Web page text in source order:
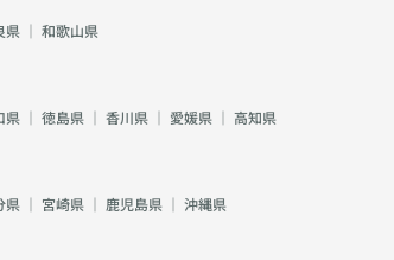
県 ｜ 和歌山県
県 ｜ 徳島県 ｜ 香川県 ｜ 愛媛県 ｜ 高知県
県 ｜ 宮崎県 ｜ 鹿児島県 ｜ 沖縄県